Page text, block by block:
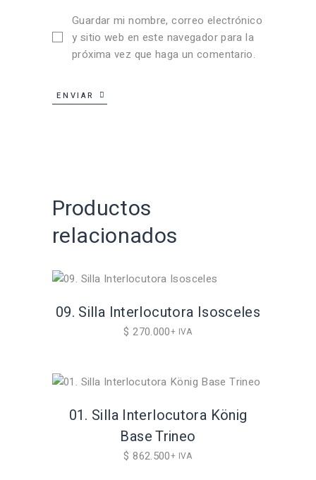
Guardar mi nombre, correo electrónico
y sitio web en este navegador para la
próxima vez que haga un comentario.
ENVIAR
Productos
relacionados
09. Silla Interlocutora Isosceles
$ 270.000+ IVA
01. Silla Interlocutora König
Base Trineo
$ 862.500+ IVA